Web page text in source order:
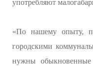
употребляют
«По нашему опыту,
городскими
нужны